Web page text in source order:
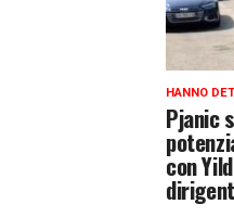
HANNO
Pjanic
con